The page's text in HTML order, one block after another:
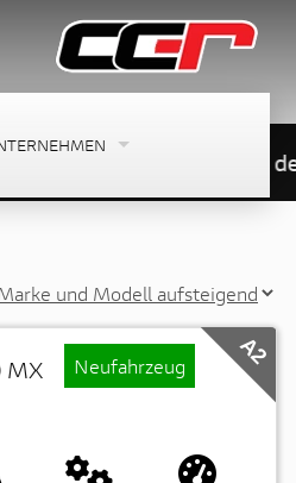
WhatsApp unter der
MX Neufahrzeug A2